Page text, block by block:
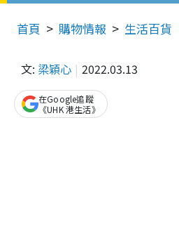
首頁 購物情報 生活百貨
文: 梁穎心 2022.03.13
在Google追蹤
《UHK 港生活》